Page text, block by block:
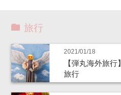
旅行
2021/01/18
【弾丸海外旅
旅行